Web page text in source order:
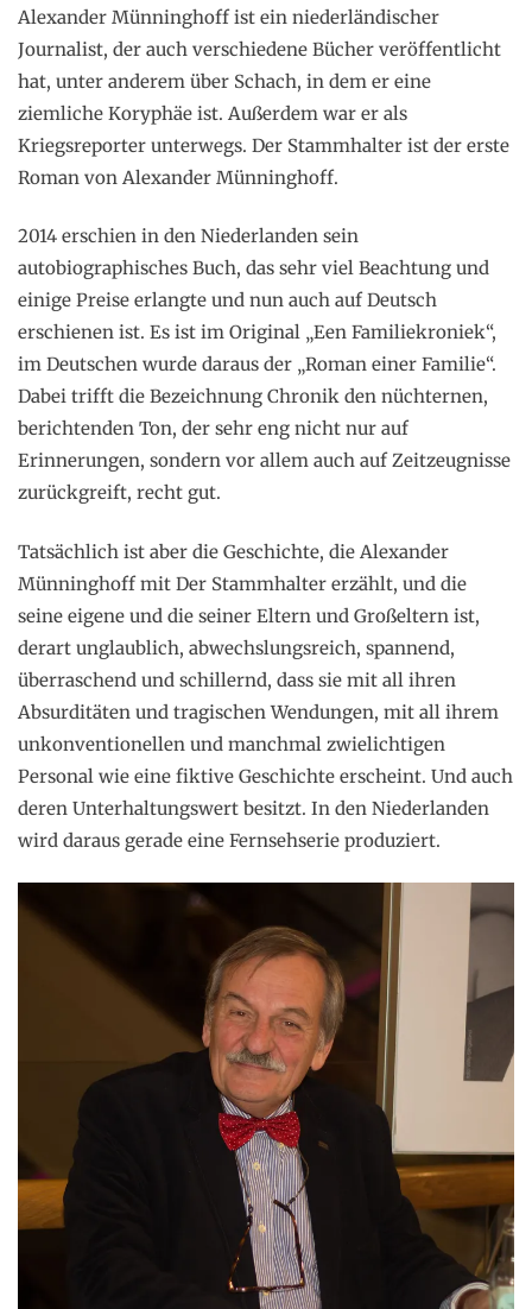
Alexander Münninghoff ist ein niederländischer
Journalist, der auch verschiedene Bücher veröffentlicht
hat, unter anderem über Schach, in dem er eine
ziemliche Koryphäe ist. Außerdem war er als
Kriegsreporter unterwegs. Der Stammhalter ist der erste
Roman von Alexander Münninghoff.
2014 erschien in den Niederlanden sein
autobiographisches Buch, das sehr viel Beachtung und
einige Preise erlangte und nun auch auf Deutsch
erschienen ist. Es ist im Original „Een Familiekroniek“,
im Deutschen wurde daraus der „Roman einer Familie“.
Dabei trifft die Bezeichnung Chronik den nüchternen,
berichtenden Ton, der sehr eng nicht nur auf
Erinnerungen, sondern vor allem auch auf Zeitzeugnisse
zurückgreift, recht gut.
Tatsächlich ist aber die Geschichte, die Alexander
Münninghoff mit Der Stammhalter erzählt, und die
seine eigene und die seiner Eltern und Großeltern ist,
derart unglaublich, abwechslungsreich, spannend,
überraschend und schillernd, dass sie mit all ihren
Absurditäten und tragischen Wendungen, mit all ihrem
unkonventionellen und manchmal zwielichtigen
Personal wie eine fiktive Geschichte erscheint. Und auch
deren Unterhaltungswert besitzt. In den Niederlanden
wird daraus gerade eine Fernsehserie produziert.